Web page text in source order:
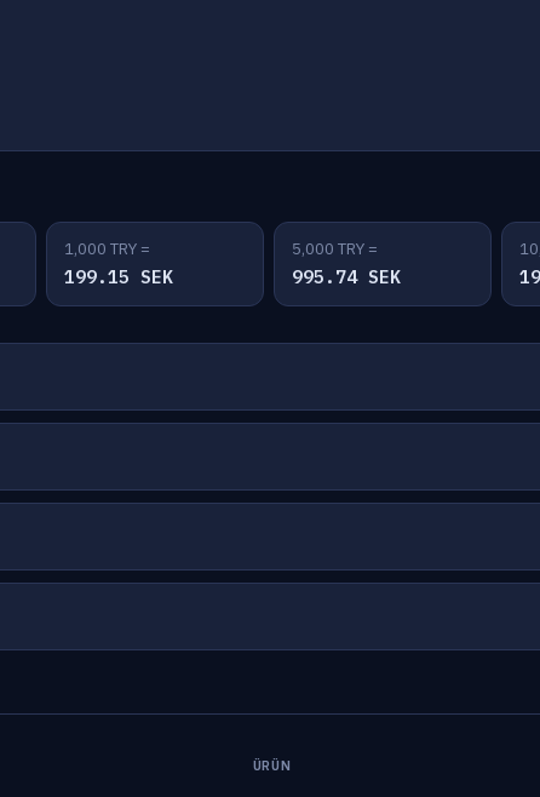
1,000 TRY =
199.15 SEK
5,000 TRY =
995.74 SEK
ÜRÜN